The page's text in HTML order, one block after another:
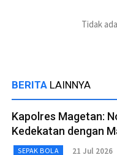
Tidak
BERITA LAINNYA
Kapolres Magetan:
Kedekatan dengan
SEPAK BOLA 21 Jul 2026